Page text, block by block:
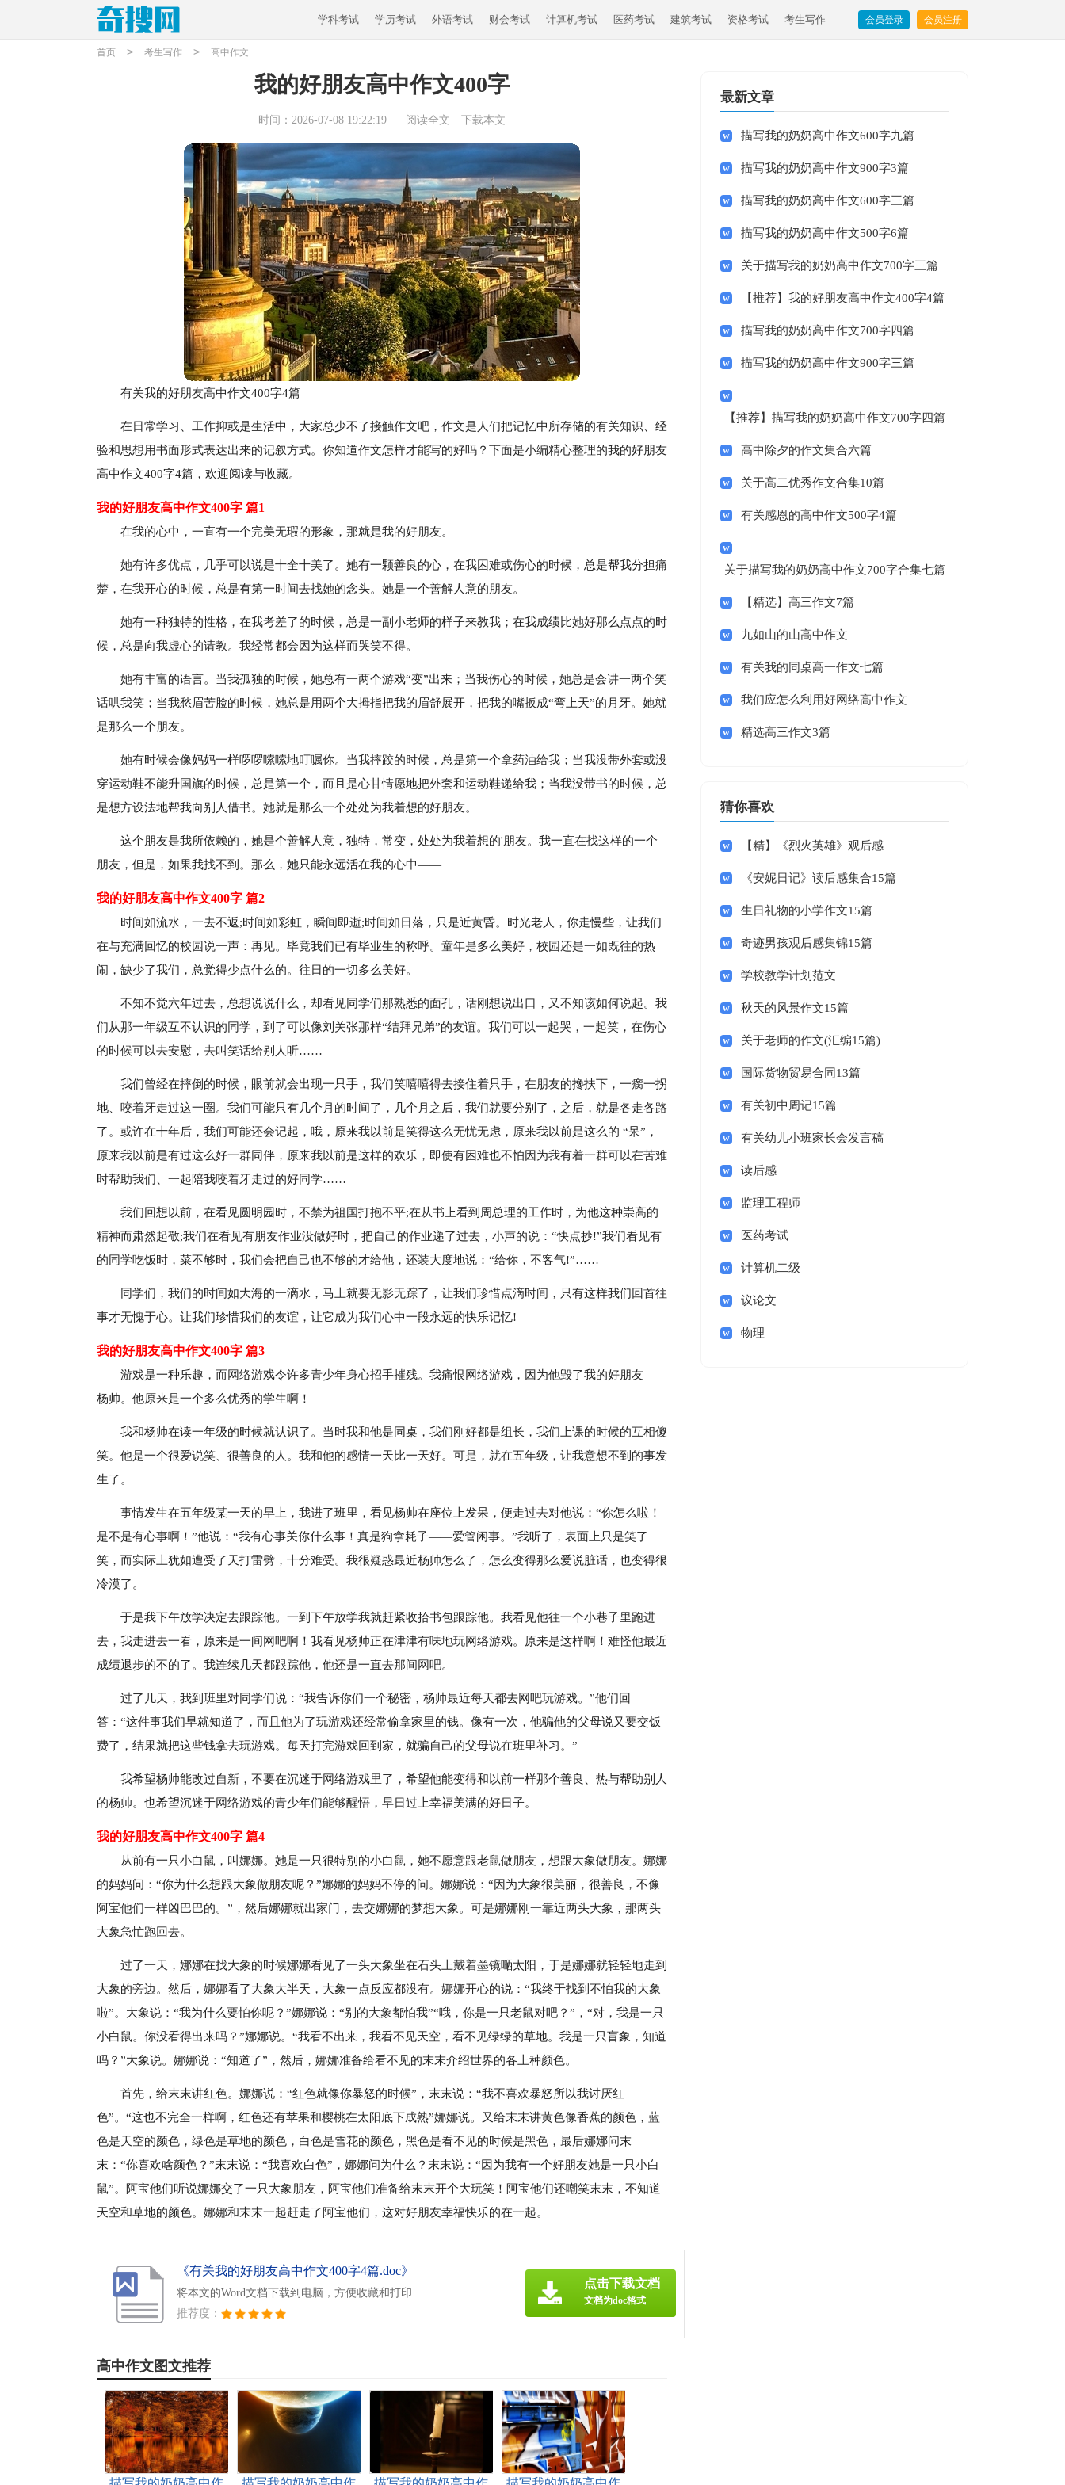
学科考试 学历考试 外语考试 财会考试 计算机考试 医药考试 建筑考试 资格考试 考生写作 会员登录 会员注册
首页 > 考生写作 > 高中作文
我的好朋友高中作文400字
时间：2026-07-08 19:22:19 阅读全文 下载本文
有关我的好朋友高中作文400字4篇
在日常学习、工作抑或是生活中，大家总少不了接触作文吧，作文是人们把记忆中所存储的有关知识、经
验和思想用书面形式表达出来的记叙方式。你知道作文怎样才能写的好吗？下面是小编精心整理的我的好朋友
高中作文400字4篇，欢迎阅读与收藏。
我的好朋友高中作文400字 篇1
在我的心中，一直有一个完美无瑕的形象，那就是我的好朋友。
她有许多优点，几乎可以说是十全十美了。她有一颗善良的心，在我困难或伤心的时候，总是帮我分担痛
楚，在我开心的时候，总是有第一时间去找她的念头。她是一个善解人意的朋友。
她有一种独特的性格，在我考差了的时候，总是一副小老师的样子来教我；在我成绩比她好那么点点的时
候，总是向我虚心的请教。我经常都会因为这样而哭笑不得。
她有丰富的语言。当我孤独的时候，她总有一两个游戏“变”出来；当我伤心的时候，她总是会讲一两个笑
话哄我笑；当我愁眉苦脸的时候，她总是用两个大拇指把我的眉舒展开，把我的嘴扳成“弯上天”的月牙。她就
是那么一个朋友。
她有时候会像妈妈一样啰啰嗦嗦地叮嘱你。当我摔跤的时候，总是第一个拿药油给我；当我没带外套或没
穿运动鞋不能升国旗的时候，总是第一个，而且是心甘情愿地把外套和运动鞋递给我；当我没带书的时候，总
是想方设法地帮我向别人借书。她就是那么一个处处为我着想的好朋友。
这个朋友是我所依赖的，她是个善解人意，独特，常变，处处为我着想的'朋友。我一直在找这样的一个
朋友，但是，如果我找不到。那么，她只能永远活在我的心中——
我的好朋友高中作文400字 篇2
时间如流水，一去不返;时间如彩虹，瞬间即逝;时间如日落，只是近黄昏。时光老人，你走慢些，让我们
在与充满回忆的校园说一声：再见。毕竟我们已有毕业生的称呼。童年是多么美好，校园还是一如既往的热
闹，缺少了我们，总觉得少点什么的。往日的一切多么美好。
不知不觉六年过去，总想说说什么，却看见同学们那熟悉的面孔，话刚想说出口，又不知该如何说起。我
们从那一年级互不认识的同学，到了可以像刘关张那样“结拜兄弟”的友谊。我们可以一起哭，一起笑，在伤心
的时候可以去安慰，去叫笑话给别人听……
我们曾经在摔倒的时候，眼前就会出现一只手，我们笑嘻嘻得去接住着只手，在朋友的搀扶下，一瘸一拐
地、咬着牙走过这一圈。我们可能只有几个月的时间了，几个月之后，我们就要分别了，之后，就是各走各路
了。或许在十年后，我们可能还会记起，哦，原来我以前是笑得这么无忧无虑，原来我以前是这么的 “呆”，
原来我以前是有过这么好一群同伴，原来我以前是这样的欢乐，即使有困难也不怕因为我有着一群可以在苦难
时帮助我们、一起陪我咬着牙走过的好同学……
我们回想以前，在看见圆明园时，不禁为祖国打抱不平;在从书上看到周总理的工作时，为他这种崇高的
精神而肃然起敬;我们在看见有朋友作业没做好时，把自己的作业递了过去，小声的说：“快点抄!”我们看见有
的同学吃饭时，菜不够时，我们会把自己也不够的才给他，还装大度地说：“给你，不客气!”……
同学们，我们的时间如大海的一滴水，马上就要无影无踪了，让我们珍惜点滴时间，只有这样我们回首往
事才无愧于心。让我们珍惜我们的友谊，让它成为我们心中一段永远的快乐记忆!
我的好朋友高中作文400字 篇3
游戏是一种乐趣，而网络游戏令许多青少年身心招手摧残。我痛恨网络游戏，因为他毁了我的好朋友——
杨帅。他原来是一个多么优秀的学生啊！
我和杨帅在读一年级的时候就认识了。当时我和他是同桌，我们刚好都是组长，我们上课的时候的互相傻
笑。他是一个很爱说笑、很善良的人。我和他的感情一天比一天好。可是，就在五年级，让我意想不到的事发
生了。
事情发生在五年级某一天的早上，我进了班里，看见杨帅在座位上发呆，便走过去对他说：“你怎么啦！
是不是有心事啊！”他说：“我有心事关你什么事！真是狗拿耗子——爱管闲事。”我听了，表面上只是笑了
笑，而实际上犹如遭受了天打雷劈，十分难受。我很疑惑最近杨帅怎么了，怎么变得那么爱说脏话，也变得很
冷漠了。
于是我下午放学决定去跟踪他。一到下午放学我就赶紧收拾书包跟踪他。我看见他往一个小巷子里跑进
去，我走进去一看，原来是一间网吧啊！我看见杨帅正在津津有味地玩网络游戏。原来是这样啊！难怪他最近
成绩退步的不的了。我连续几天都跟踪他，他还是一直去那间网吧。
过了几天，我到班里对同学们说：“我告诉你们一个秘密，杨帅最近每天都去网吧玩游戏。”他们回
答：“这件事我们早就知道了，而且他为了玩游戏还经常偷拿家里的钱。像有一次，他骗他的父母说又要交饭
费了，结果就把这些钱拿去玩游戏。每天打完游戏回到家，就骗自己的父母说在班里补习。”
我希望杨帅能改过自新，不要在沉迷于网络游戏里了，希望他能变得和以前一样那个善良、热与帮助别人
的杨帅。也希望沉迷于网络游戏的青少年们能够醒悟，早日过上幸福美满的好日子。
我的好朋友高中作文400字 篇4
从前有一只小白鼠，叫娜娜。她是一只很特别的小白鼠，她不愿意跟老鼠做朋友，想跟大象做朋友。娜娜
的妈妈问：“你为什么想跟大象做朋友呢？”娜娜的妈妈不停的问。娜娜说：“因为大象很美丽，很善良，不像
阿宝他们一样凶巴巴的。”，然后娜娜就出家门，去交娜娜的梦想大象。可是娜娜刚一靠近两头大象，那两头
大象急忙跑回去。
过了一天，娜娜在找大象的时候娜娜看见了一头大象坐在石头上戴着墨镜嗮太阳，于是娜娜就轻轻地走到
大象的旁边。然后，娜娜看了大象大半天，大象一点反应都没有。娜娜开心的说：“我终于找到不怕我的大象
啦”。大象说：“我为什么要怕你呢？”娜娜说：“别的大象都怕我”“哦，你是一只老鼠对吧？”，“对，我是一只
小白鼠。你没看得出来吗？”娜娜说。“我看不出来，我看不见天空，看不见绿绿的草地。我是一只盲象，知道
吗？”大象说。娜娜说：“知道了”，然后，娜娜准备给看不见的末末介绍世界的各上种颜色。
首先，给末末讲红色。娜娜说：“红色就像你暴怒的时候”，末末说：“我不喜欢暴怒所以我讨厌红
色”。“这也不完全一样啊，红色还有苹果和樱桃在太阳底下成熟”娜娜说。又给末末讲黄色像香蕉的颜色，蓝
色是天空的颜色，绿色是草地的颜色，白色是雪花的颜色，黑色是看不见的时候是黑色，最后娜娜问末
末：“你喜欢啥颜色？”末末说：“我喜欢白色”，娜娜问为什么？末末说：“因为我有一个好朋友她是一只小白
鼠”。阿宝他们听说娜娜交了一只大象朋友，阿宝他们准备给末末开个大玩笑！阿宝他们还嘲笑末末，不知道
天空和草地的颜色。娜娜和末末一起赶走了阿宝他们，这对好朋友幸福快乐的在一起。
《有关我的好朋友高中作文400字4篇.doc》
将本文的Word文档下载到电脑，方便收藏和打印
推荐度：
点击下载文档
文档为doc格式
高中作文图文推荐
最新文章
描写我的奶奶高中作文600字九篇
描写我的奶奶高中作文900字3篇
描写我的奶奶高中作文600字三篇
描写我的奶奶高中作文500字6篇
关于描写我的奶奶高中作文700字三篇
【推荐】我的好朋友高中作文400字4篇
描写我的奶奶高中作文700字四篇
描写我的奶奶高中作文900字三篇
【推荐】描写我的奶奶高中作文700字四篇
高中除夕的作文集合六篇
关于高二优秀作文合集10篇
有关感恩的高中作文500字4篇
关于描写我的奶奶高中作文700字合集七篇
【精选】高三作文7篇
九如山的山高中作文
有关我的同桌高一作文七篇
我们应怎么利用好网络高中作文
精选高三作文3篇
猜你喜欢
【精】《烈火英雄》观后感
《安妮日记》读后感集合15篇
生日礼物的小学作文15篇
奇迹男孩观后感集锦15篇
学校教学计划范文
秋天的风景作文15篇
关于老师的作文(汇编15篇)
国际货物贸易合同13篇
有关初中周记15篇
有关幼儿小班家长会发言稿
读后感
监理工程师
医药考试
计算机二级
议论文
物理